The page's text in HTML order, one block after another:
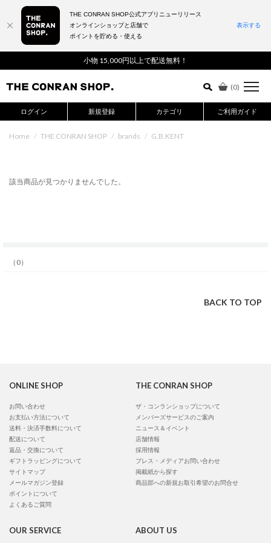
小物 15,000円以上で配送無料！
(0)
ログイン 新規登録 カテゴリ ご利用ガイド
詳細検索はこちら
Home / THE CONRAN SHOP / brands / G.B.KENT
該当商品が見つかりませんでした。
（0）
BACK TO TOP
ONLINE SHOP
お問い合わせ
お支払い方法について
送料・決済手数料について
配送について
返品・交換について
ギフトラッピングについて
サイトマップ
メールマガジン登録
ポイントについて
よくあるご質問
THE CONRAN SHOP
ザ・コンランショップについて
メンバーズサービスのご案内
ニュース＆イベント
店舗情報
採用情報
プレス・メディアお問い合わせ
掲載紙から探す
商品部への新規お取引希望のお問合せ
OUR SERVICE ABOUT US
THE CONRAN SHOP公式アプリニューリリース
オンラインショップと店舗で
ポイントを貯める・使える
表示する